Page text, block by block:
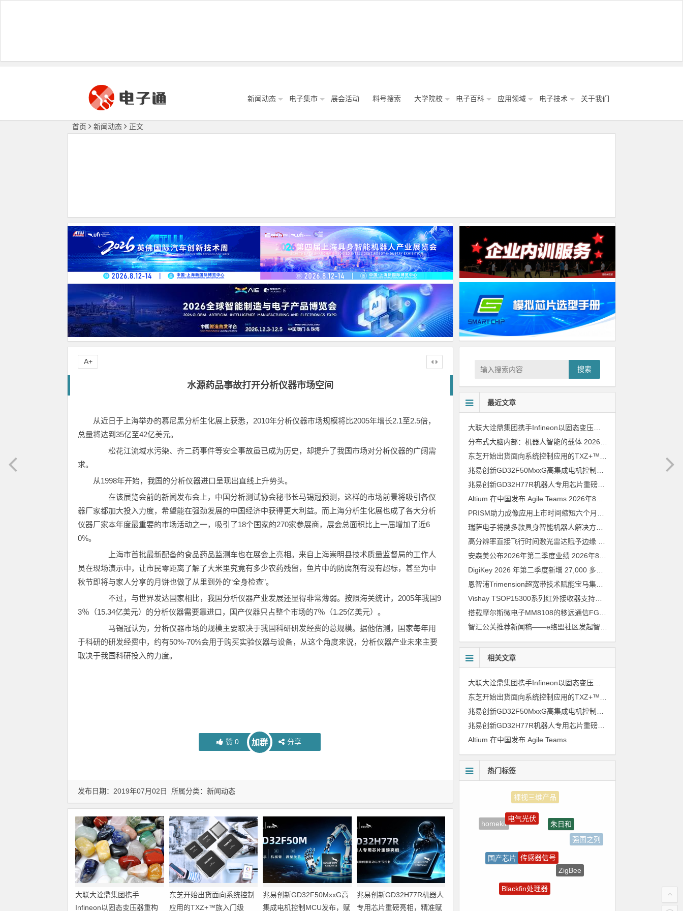
新闻动态 电子集市 展会活动 料号搜索 大学院校 电子百科 应用领域 电子技术 关于我们
首页 新闻动态 正文
水源药品事故打开分析仪器市场空间
从近日于上海举办的慕尼黑分析生化展上获悉，2010年分析仪器市场规模将比2005年增长2.1至2.5倍，
总量将达到35亿至42亿美元。
松花江流域水污染、齐二药事件等安全事故虽已成为历史，却提升了我国市场对分析仪器的广阔需
求。
从1998年开始，我国的分析仪器进口呈现出直线上升势头。
在该展览会前的新闻发布会上，中国分析测试协会秘书长马锡冠预测，这样的市场前景将吸引各仪
器厂家都加大投入力度，希望能在强劲发展的中国经济中获得更大利益。而上海分析生化展也成了各大分析
仪器厂家本年度最重要的市场活动之一，吸引了18个国家的270家参展商，展会总面积比上一届增加了近6
0%。
上海市首批最新配备的食品药品监测车也在展会上亮相。来自上海崇明县技术质量监督局的工作人
员在现场演示中，让市民零距离了解了大米里究竟有多少农药残留，鱼片中的防腐剂有没有超标，甚至为中
秋节即将与家人分享的月饼也做了从里到外的“全身检查”。
不过，与世界发达国家相比，我国分析仪器产业发展还显得非常薄弱。按照海关统计，2005年我国9
3％（15.34亿美元）的分析仪器需要靠进口，国产仪器只占整个市场的7％（1.25亿美元）。
马锡冠认为，分析仪器市场的规模主要取决于我国科研研发经费的总规模。据他估测，国家每年用
于科研的研发经费中，约有50%-70%会用于购买实验仪器与设备，从这个角度来说，分析仪器产业未来主要
取决于我国科研投入的力度。
赞0 加群 分享
A+
发布日期：2019年07月02日 所属分类： 新闻动态
大联大诠鼎集团携手
Infineon以固态变压器重构
东芝开始出货面向系统控制
应用的TXZ+™族入门级
兆易创新GD32F50MxxG高
集成电机控制MCU发布，赋
兆易创新GD32H77R机器人
专用芯片重磅亮相，精准赋
搜索
最近文章
大联大诠鼎集团携手Infineon以固态变压器重构配电效率新标杆
分布式大脑内部：机器人智能的载体 2026年8月6日
兆易创新GD32H77R机器人专用芯片重磅亮相，精准赋能伺服驱动与关节控制
Altium 在中国发布 Agile Teams 2026年8月6日
安森美公布2026年第二季度业绩 2026年8月6日
恩智浦Trimension超宽带技术赋能宝马集团Digital Key Plus及生命体存在检测功能
Vishay TSOP15300系列红外接收器支持所有主流遥控代码
相关文章
大联大诠鼎集团携手Infineon以固态变压器重构配电效率新标杆
兆易创新GD32H77R机器人专用芯片重磅亮相，精准赋能伺服驱动与关节控制
Altium 在中国发布 Agile Teams
热门标签
homekit
电气光伏
朱日和
强国之列
测试
国产芯片
ZigBee
树莓派-Raspberry Pi
5G
Blackfin处理器